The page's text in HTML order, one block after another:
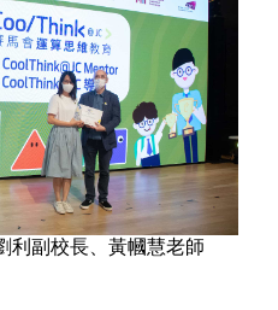
利副校長、黃幗慧老師